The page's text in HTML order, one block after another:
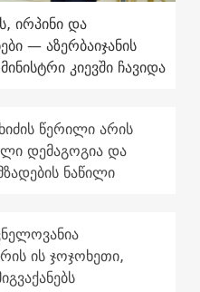
ირპინი და
— აზერბაიჯანის
კიევში ჩავიდა
წერილი არის
დემაგოგია და
ნაწილი
ის ჯოჯოხეთი,